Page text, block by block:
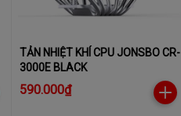
TẢN NHIỆT KHÍ CPU JONSBO CR-
3000E BLACK
590.000₫